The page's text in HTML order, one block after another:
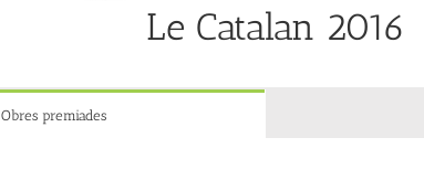
Le Catalan 2016
Obres premiades